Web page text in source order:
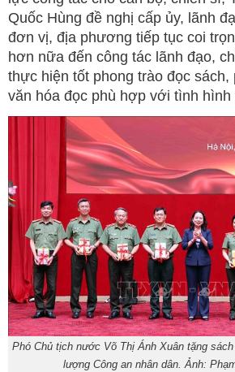
Quốc Hùng đề nghị cấp ủy, lãnh
đơn vị, địa phương tiếp tục coi
hơn nữa đến công tác lãnh đạo,
thực hiện tốt phong trào đọc sách,
văn hóa đọc phù hợp với tình hình
Phó Chủ tịch nước Võ Thị Ánh Xuân tặng
lượng Công an nhân dân. Ảnh: